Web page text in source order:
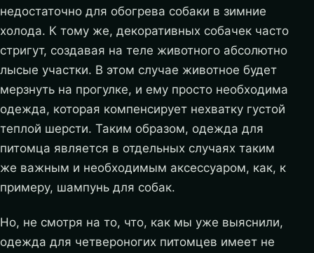
недостаточно для обогрева собаки в зимние
холода. К тому же, декоративных собачек часто
стригут, создавая на теле животного абсолютно
лысые участки. В этом случае животное будет
мерзнуть на прогулке, и ему просто необходима
одежда, которая компенсирует нехватку густой
теплой шерсти. Таким образом, одежда для
питомца является в отдельных случаях таким
же важным и необходимым аксессуаром, как, к
примеру, шампунь для собак.
Но, не смотря на то, что, как мы уже выяснили,
одежда для четвероногих питомцев имеет не